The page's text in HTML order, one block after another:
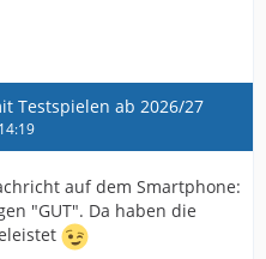
Testspielen ab 2026/27
auf dem Smartphone:
"GUT". Da haben die